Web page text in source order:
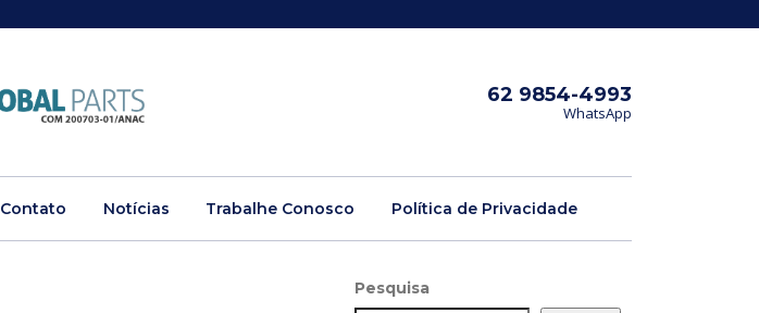
62 9854-4993
WhatsApp
Contato Notícias Trabalhe Conosco Política de Privacidade
Pesquisa